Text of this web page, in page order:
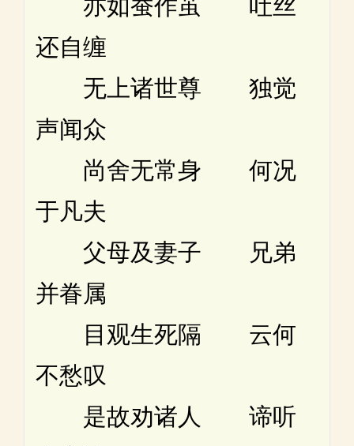
亦如蚕作茧 吐丝
还自缠
无上诸世尊 独觉
声闻众
尚舍无常身 何况
于凡夫
父母及妻子 兄弟
并眷属
目观生死隔 云何
不愁叹
是故劝诸人 谛听